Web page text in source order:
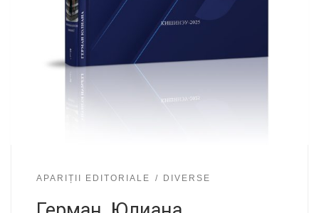
APARIȚII EDITORIALE DIVERSE